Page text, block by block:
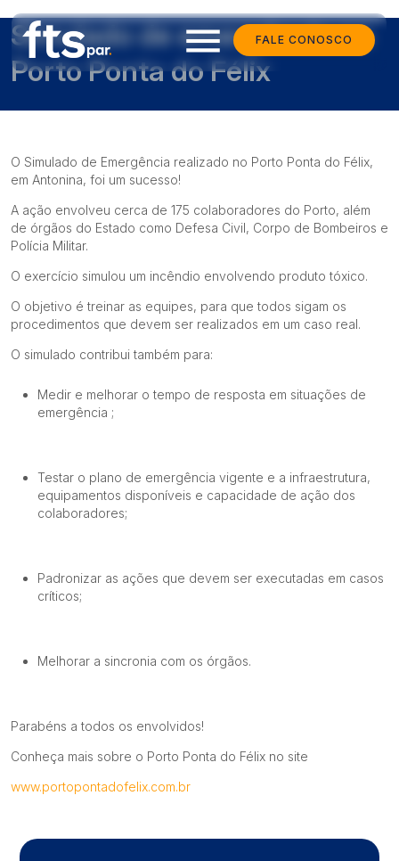
FALE CONOSCO
menu
Simulado de emergência no
Porto Ponta do Félix
O Simulado de Emergência realizado no Porto Ponta do Félix,
em Antonina, foi um sucesso!
A ação envolveu cerca de 175 colaboradores do Porto, além
de órgãos do Estado como Defesa Civil, Corpo de Bombeiros e
Polícia Militar.
O exercício simulou um incêndio envolvendo produto tóxico.
O objetivo é treinar as equipes, para que todos sigam os
procedimentos que devem ser realizados em um caso real.
O simulado contribui também para:
Medir e melhorar o tempo de resposta em situações de
emergência ;
Testar o plano de emergência vigente e a infraestrutura,
equipamentos disponíveis e capacidade de ação dos
colaboradores;
Padronizar as ações que devem ser executadas em casos
críticos;
Melhorar a sincronia com os órgãos.
Parabéns a todos os envolvidos!
Conheça mais sobre o Porto Ponta do Félix no site
www.portopontadofelix.com.br